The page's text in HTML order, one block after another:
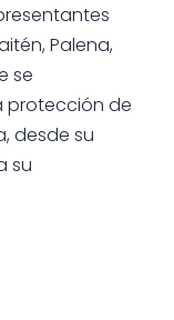
Palena,
se
protección de
desde su
su